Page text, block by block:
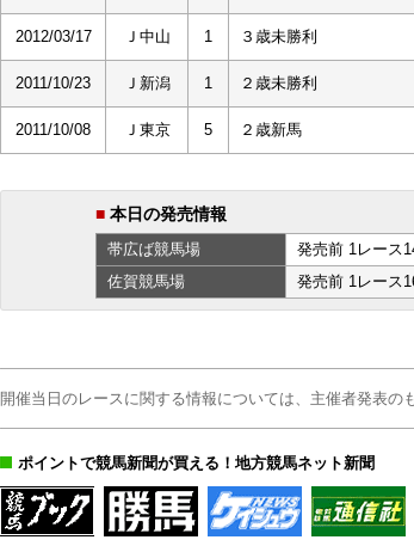
2012/03/17 Ｊ中山 1 ３歳未勝利
2011/10/23 Ｊ新潟 1 ２歳未勝利
2011/10/08 Ｊ東京 5 ２歳新馬
■ 本日の発売情報
帯広ば競馬場 発売前 1レース
佐賀競馬場 発売前 1レース
開催当日のレースに関する情報については、主催者発表の
ポイントで競馬新聞が買える！地方競馬ネット新聞